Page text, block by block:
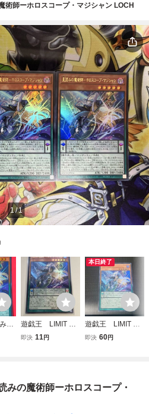
師ーホロスコープ・マジシャン LOCH
1/1
の
コ
遊戯王 LIMIT OV
ER COLLECTION
即決 11円
本日終了
遊戯王 LIMIT OV
ER COLLECTION
即決
即決 60円
の魔術師ーホロスコープ・